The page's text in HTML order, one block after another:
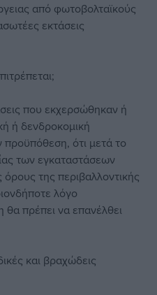
από φωτοβολταϊκούς
εκτάσεις
που εκχερσώθηκαν ή
ή δενδροκομική
προϋπόθεση, ότι μετά το
των εγκαταστάσεων
της περιβαλλοντικής
λόγο
πρέπει να επανέλθει
και βραχώδεις